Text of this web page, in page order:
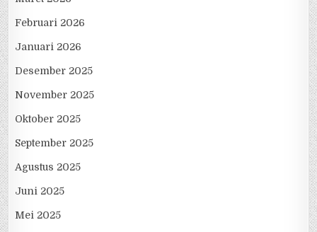
Februari 2026
Januari 2026
Desember 2025
November 2025
Oktober 2025
September 2025
Agustus 2025
Juni 2025
Mei 2025